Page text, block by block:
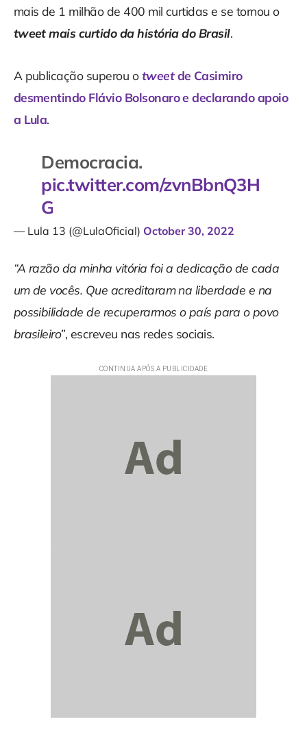
mais de 1 milhão de 400 mil curtidas e se tornou o
tweet mais curtido da história do Brasil.
A publicação superou otweetde Casimiro
desmentindo Flávio Bolsonaro e declarando apoio
a Lula.
Democracia.
pic.twitter.com/zvnBbnQ3H
G
— Lula 13 (@LulaOficial) October 30, 2022
“A razão da minha vitória foi a dedicação de cada
um de vocês. Que acreditaram na liberdade e na
possibilidade de recuperarmos o país para o povo
brasileiro”, escreveu nas redes sociais.